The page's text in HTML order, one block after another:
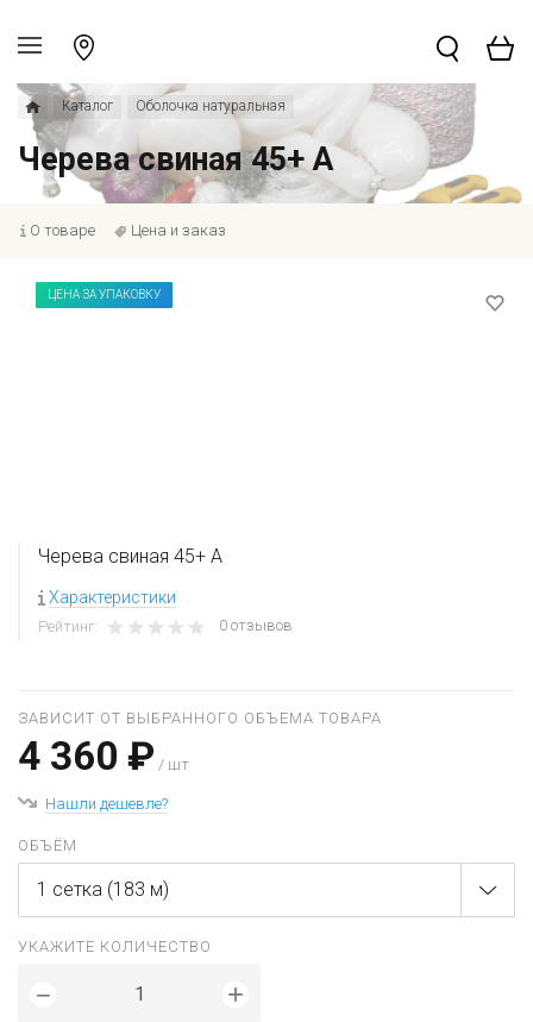
Каталог Оболочка натуральная
Черева свиная 45+ А
О товаре Цена и заказ
ЦЕНА ЗА УПАКОВКУ
Черева свиная 45+ А
Характеристики
Рейтинг: 0 отзывов
ЗАВИСИТ ОТ ВЫБРАННОГО ОБЪЕМА ТОВАРА
4 360 ₽ / шт
Нашли дешевле?
ОБЪЁМ
1 сетка (183 м)
УКАЖИТЕ КОЛИЧЕСТВО
− +